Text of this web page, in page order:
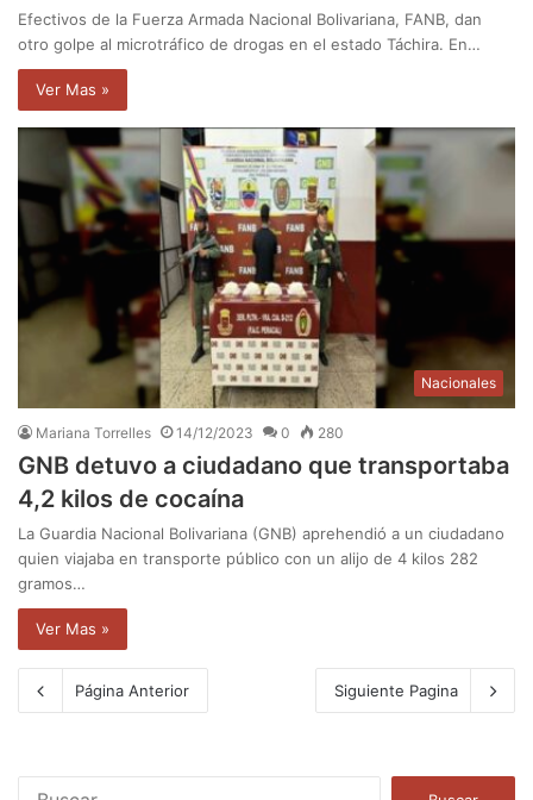
Efectivos de la Fuerza Armada Nacional Bolivariana, FANB, dan
otro golpe al microtráfico de drogas en el estado Táchira. En…
Ver Mas »
Nacionales
Mariana Torrelles 14/12/2023 0 280
GNB detuvo a ciudadano que transportaba
4,2 kilos de cocaína
La Guardia Nacional Bolivariana (GNB) aprehendió a un ciudadano
quien viajaba en transporte público con un alijo de 4 kilos 282
gramos…
Ver Mas »
Página Anterior Siguiente Pagina